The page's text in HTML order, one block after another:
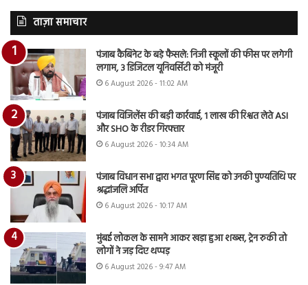
ताज़ा समाचार
पंजाब कैबिनेट के बड़े फैसले: निजी स्कूलों की फीस पर लगेगी
लगाम, 3 डिजिटल यूनिवर्सिटी को मंजूरी
6 August 2026 - 11:02 AM
पंजाब विजिलेंस की बड़ी कार्रवाई, 1 लाख की रिश्वत लेते ASI
और SHO के रीडर गिरफ्तार
6 August 2026 - 10:34 AM
पंजाब विधान सभा द्वारा भगत पूरण सिंह को उनकी पुण्यतिथि पर
श्रद्धांजलि अर्पित
6 August 2026 - 10:17 AM
मुंबई लोकल के सामने आकर खड़ा हुआ शख्स, ट्रेन रुकी तो
लोगों ने जड़ दिए थप्पड़
6 August 2026 - 9:47 AM